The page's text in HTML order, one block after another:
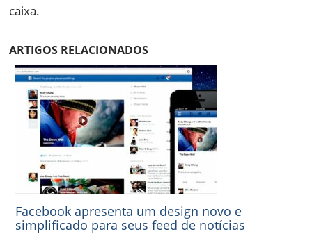
caixa.
ARTIGOS RELACIONADOS
Facebook apresenta um design novo e
simplificado para seus feed de notícias